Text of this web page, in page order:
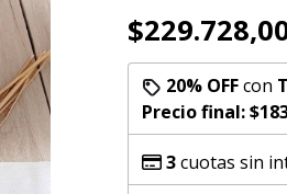
20% OFFcon
Precio final:
3cuotas sin